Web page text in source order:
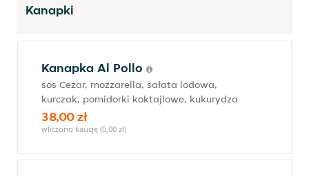
Kanapki
Kanapka Al Pollo
sos Cezar, mozzarella, sałata lodowa,
kurczak, pomidorki koktajlowe, kukurydza
38,00 zł
wliczono kaucję (0,00 zł)